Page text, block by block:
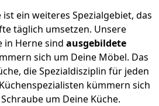
ein weiteres Spezialgebiet, das
täglich umsetzen. Unsere
in Herne sind ausgebildete
sich um Deine Möbel. Das
die Spezialdisziplin für jeden
kümmern sich
um Deine Küche.